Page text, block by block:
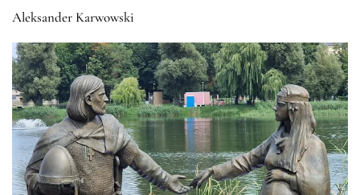
Aleksander Karwowski